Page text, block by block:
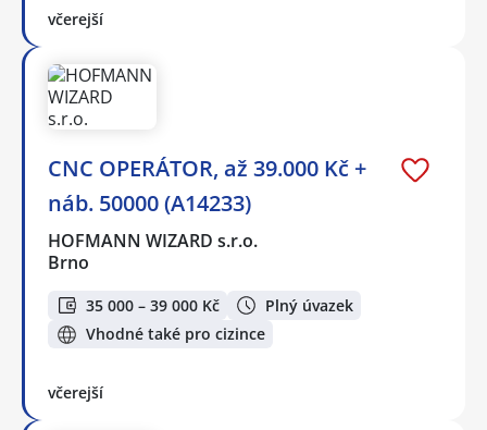
včerejší
CNC OPERÁTOR, až 39.000 Kč +
náb. 50000 (A14233)
HOFMANN WIZARD s.r.o.
Brno
35 000 – 39 000 Kč
Plný úvazek
Vhodné také pro cizince
včerejší